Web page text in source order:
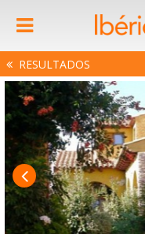
RESULTADOS